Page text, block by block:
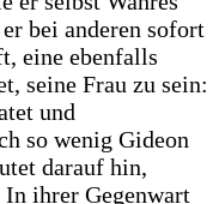
bei anderen sofort
eine ebenfalls
seine Frau zu sein:
und
so wenig Gideon
darauf hin,
ihrer Gegenwart